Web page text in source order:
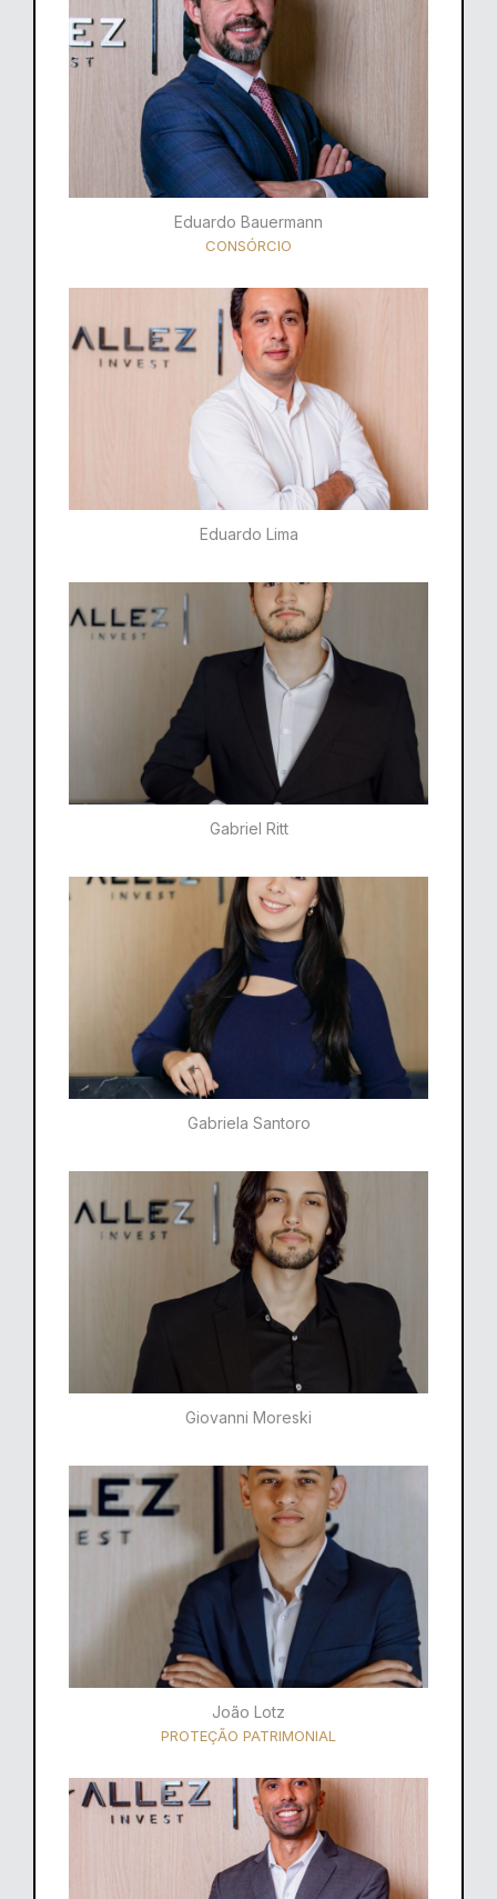
Eduardo Bauermann
CONSÓRCIO
Eduardo Lima
Gabriel Ritt
Gabriela Santoro​
Giovanni Moreski
João Lotz
PROTEÇÃO PATRIMONIAL